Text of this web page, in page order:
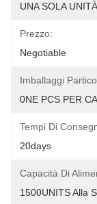
UNA SOLA UNITÀ
Prezzo:
Negotiable
Imballaggi
0NE PCS PER
Tempi Di
20days
Capacità Di
1500UNITS Alla